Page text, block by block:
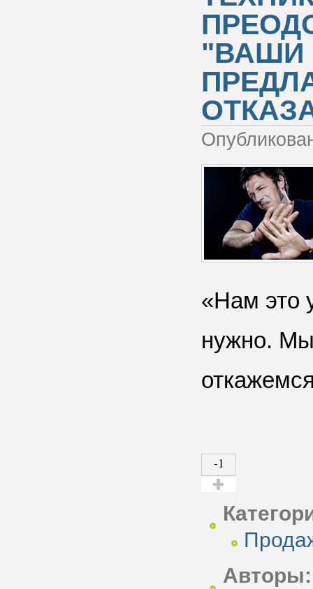
"ВАШИ
«Нам это
нужно. Мы
-1
Авторы: